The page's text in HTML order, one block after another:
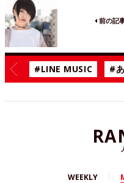
前の記
#LINE MUSIC #
WEEKLY